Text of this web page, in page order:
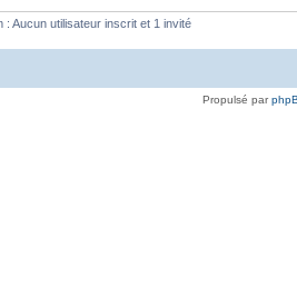
Aucun utilisateur inscrit et 1 invité
Propulsé par